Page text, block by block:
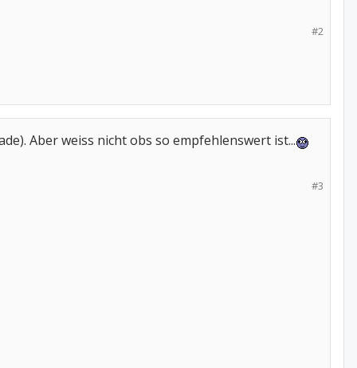
#2
Aber weiss nicht obs so empfehlenswert ist...
#3